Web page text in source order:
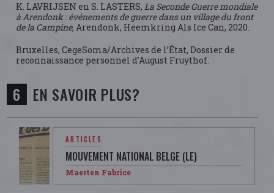
K. LAVRIJSEN en S. LASTERS,La Seconde Guerre mondiale
à Arendonk : événements de guerre dans un village du front
de la Campine, Arendonk, Heemkring Als Ice Can, 2020.
Bruxelles, CegeSoma/Archives de l’État, Dossier de
reconnaissance personnel d'August Fruythof.
EN SAVOIR PLUS?
ARTICLES
MOUVEMENT NATIONAL BELGE (LE)
Maerten Fabrice